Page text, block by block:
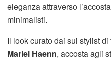
eleganza attraverso
minimalisti.
Il look curato dai sui stylist di
Mariel Haenn, accosta agli